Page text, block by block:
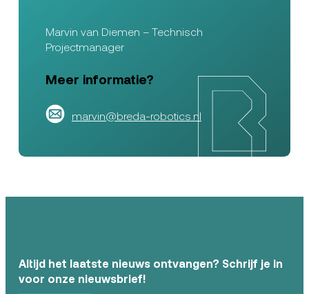
Marvin van Diemen – Technisch
Projectmanager
Meer informatie?
marvin@breda-robotics.nl
Altijd het laatste nieuws ontvangen? Schrijf je in
voor onze nieuwsbrief!